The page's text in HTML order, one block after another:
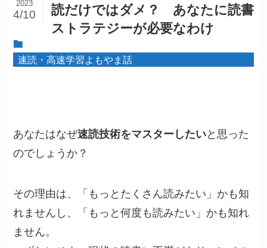
読だけではダメ？ あなたに読書
ストラテジーが必要なわけ
2023
4/10
速読・高速学習よもやま話
あなたはなぜ速読技術をマスターしたいと思った
のでしょうか？
その理由は、「もっとたくさん読みたい」かも知
れませんし、「もっと何度も読みたい」かも知れ
ません。